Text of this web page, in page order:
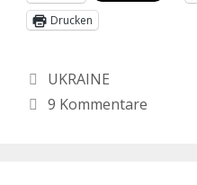
Drucken
UKRAINE
9 Kommentare